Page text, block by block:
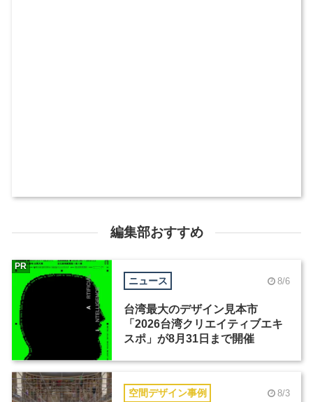
編集部おすすめ
ニュース 8/6
台湾最大のデザイン見本市
「2026台湾クリエイティブエキ
スポ」が8月31日まで開催
PR
空間デザイン事例 8/3